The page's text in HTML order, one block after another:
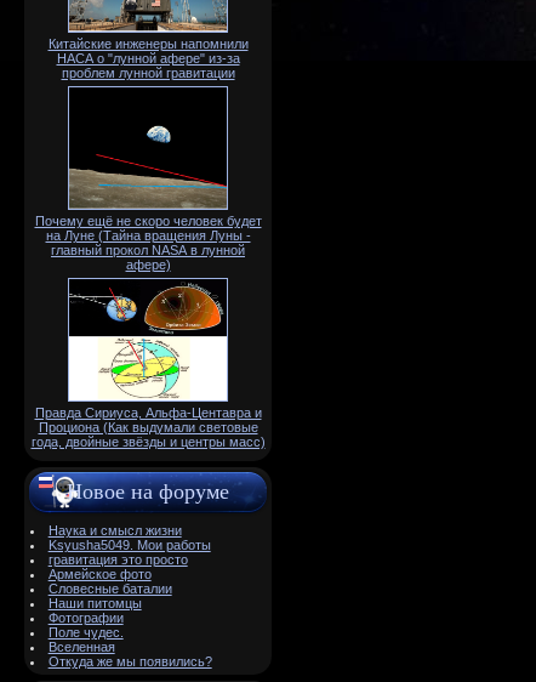
Китайские инженеры напомнили
НАСА о "лунной афере" из-за
проблем лунной гравитации
Почему ещё не скоро человек будет
на Луне (Тайна вращения Луны -
главный прокол NАSА в лунной
афере)
Правда Сириуса, Альфа-Центавра и
Проциона (Как выдумали световые
года, двойные звёзды и центры масс)
Новое на форуме
Наука и смысл жизни
Ksyusha5049. Мои работы
гравитация это просто
Армейское фото
Словесные баталии
Наши питомцы
Фотографии
Поле чудес.
Вселенная
Откуда же мы появились?